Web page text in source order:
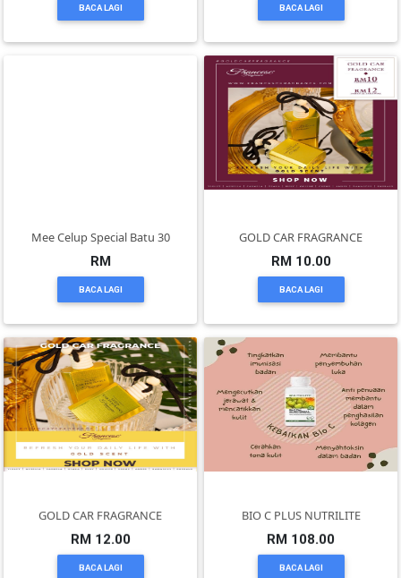
BACA LAGI BACA LAGI
Mee Celup Special Batu 30
RM
BACA LAGI
GOLD CAR FRAGRANCE
RM 10.00
BACA LAGI
GOLD CAR FRAGRANCE
RM 12.00
BACA LAGI
BIO C PLUS NUTRILITE
RM 108.00
BACA LAGI
PERCUTIAN
PELANCONGAN(1)
RUMAH
&
BARANG
PERIBADI(4)
SERVIS(17)